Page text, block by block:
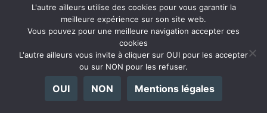
L'autre ailleurs utilise des cookies pour vous garantir la
meilleure expérience sur son site web.
Vous pouvez pour une meilleure navigation accepter ces
cookies
L'autre ailleurs vous invite à cliquer sur OUI pour les accepter
ou sur NON pour les refuser.
OUI NON Mentions légales